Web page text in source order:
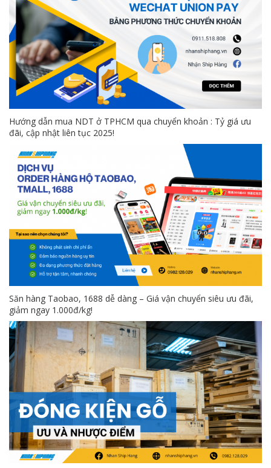
Hướng dẫn mua NDT ở TPHCM qua chuyển khoản : Tỷ giá ưu
đãi, cập nhật liên tục 2025!
Săn hàng Taobao, 1688 dễ dàng – Giá vận chuyển siêu ưu đãi,
giảm ngay 1.000đ/kg!